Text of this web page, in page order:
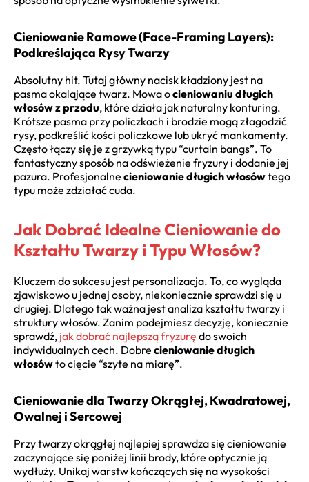
Cieniowanie Ramowe (Face-Framing Layers):
Podkreślająca Rysy Twarzy
Absolutny hit. Tutaj główny nacisk kładziony jest na
pasma okalające twarz. Mowa ocieniowaniu długich
włosów z przodu, które działa jak naturalny konturing.
Krótsze pasma przy policzkach i brodzie mogą złagodzić
rysy, podkreślić kości policzkowe lub ukryć mankamenty.
Często łączy się je z grzywką typu “curtain bangs”. To
fantastyczny sposób na odświeżenie fryzury i dodanie jej
pazura. Profesjonalne cieniowanie długich włosówtego
typu może zdziałać cuda.
Jak Dobrać Idealne Cieniowanie do
Kształtu Twarzy i Typu Włosów?
Kluczem do sukcesu jest personalizacja. To, co wygląda
zjawiskowo u jednej osoby, niekoniecznie sprawdzi się u
drugiej. Dlatego tak ważna jest analiza kształtu twarzy i
struktury włosów. Zanim podejmiesz decyzję, koniecznie
sprawdź, jak dobrać najlepszą fryzurę do swoich
indywidualnych cech. Dobre cieniowanie długich
włosówto cięcie “szyte na miarę”.
Cieniowanie dla Twarzy Okrągłej, Kwadratowej,
Owalnej i Sercowej
Przy twarzy okrągłej najlepiej sprawdza się cieniowanie
zaczynające się poniżej linii brody, które optycznie ją
wydłuży. Unikaj warstw kończących się na wysokości